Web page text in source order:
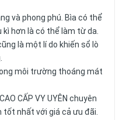
và phong phú. Bìa có thể
hơn là có thể làm từ da.
là một lí do khiến sổ lò
môi trường thoáng mát
CẤP VY UYÊN chuyên
nhất với giá cả ưu đãi.